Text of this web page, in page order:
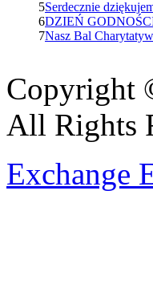
5Serdecznie
6DZIEŃ
7Nasz Bal
Copyright
All Rights
Exchange